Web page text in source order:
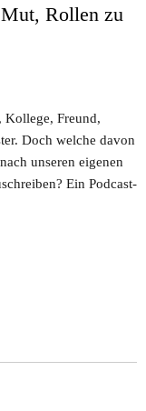
Rollen zu
Kollege, Freund,
Doch welche davon
unseren eigenen
Ein Podcast-